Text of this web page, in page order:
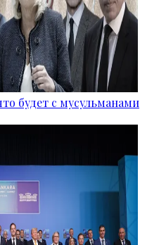
будет с мусульманами